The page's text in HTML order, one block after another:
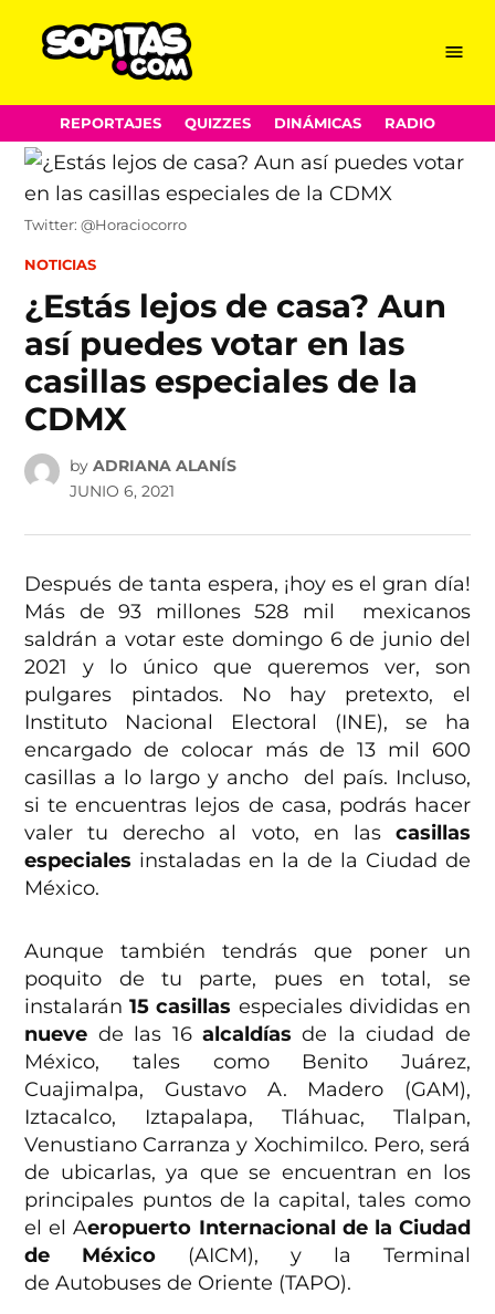
Skip
to
content
Menu
REPORTAJES QUIZZES DINÁMICAS RADIO
Twitter: @Horaciocorro
POSTED
NOTICIAS
¿Estás lejos de casa? Aun
así puedes votar en las
casillas especiales de la
CDMX
by ADRIANA ALANÍS
JUNIO 6, 2021
Después de tanta espera, ¡hoy es el gran día!
Más de 93 millones 528 mil mexicanos
saldrán a votar este domingo 6 de junio del
2021 y lo único que queremos ver, son
pulgares pintados. No hay pretexto, el
Instituto Nacional Electoral (INE), se ha
encargado de colocar más de 13 mil 600
casillas a lo largo y ancho del país. Incluso,
si te encuentras lejos de casa, podrás hacer
valer tu derecho al voto, en las casillas
especiales instaladas en la de la Ciudad de
México.
Aunque también tendrás que poner un
poquito de tu parte, pues en total, se
instalarán 15 casillas especiales divididas en
nueve de las 16 alcaldías de la ciudad de
México, tales como Benito Juárez,
Cuajimalpa, Gustavo A. Madero (GAM),
Iztacalco, Iztapalapa, Tláhuac, Tlalpan,
Venustiano Carranza y Xochimilco. Pero, será
de ubicarlas, ya que se encuentran en los
principales puntos de la capital, tales como
el el Aeropuerto Internacional de la Ciudad
de México (AICM), y la Terminal
de Autobuses de Oriente (TAPO).